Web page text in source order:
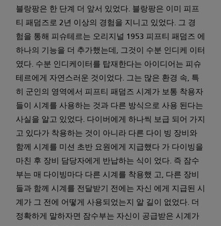
블랑팡은 한 단계 더 앞서 있었다. 블랑팡은 이미 피프
티 패덤즈로 2년 이상의 경험을 지니고 있었다. 그 경
험을 통해 피슈테르는 오리지널 1953 피프티 패덤즈 에
하나의 기능을 더 추가했는데, 그것이 수분 인디케 이터
였다. 수분 인디케이터를 탑재한다는 아이디어는 피슈
테르에게 자연스러운 것이었다. 그는 많은 환경 속, 특
히 군인의 영역에서 피프티 패덤즈 시계가 보통 착용자
들이 시계를 사용하는 것과 다른 방식으로 사용 된다는
사실을 알고 있었다. 다이버에게 하나씩 보급 되어 가지
고 있다가 착용하는 것이 아니라 다른 다이 빙 장비와
함께 시계를 미션 초반 요원에게 지급했다 가 다이빙을
마친 후 장비 담당자에게 반납하는 식이 었다. 즉 잠수
부는 매 다이빙마다 다른 시계를 착용했 고, 다른 장비
들과 함께 시계를 전달받기 전에는 자신 에게 지급된 시
계가 그 전에 어떻게 사용되었는지 알 길이 없었다. 더
정확하게 말하자면 잠수부는 자신이 공급받은 시계가